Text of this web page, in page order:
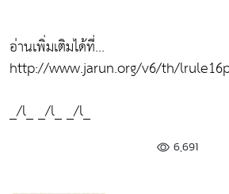
อ่านเพิ่มเติมได้ที่...
http://www.jarun.org/v6/th/
_/l_ _/l_ _/l_
6,691